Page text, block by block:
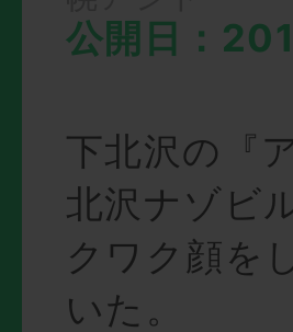
公開日：
下北沢の『
北沢ナゾビ
クワク顔を
いた。